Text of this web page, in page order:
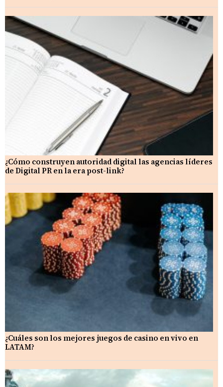
¿Cómo construyen autoridad digital las agencias líderes
de Digital PR en la era post-link?
¿Cuáles son los mejores juegos de casino en vivo en
LATAM?